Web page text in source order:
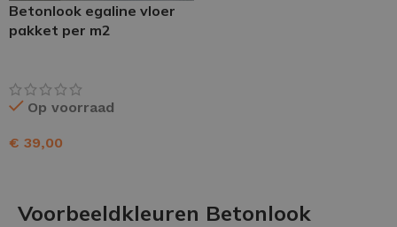
Betonlook egaline vloer
pakket per m2
Op voorraad
€ 39,00
Voorbeeldkleuren Betonlook